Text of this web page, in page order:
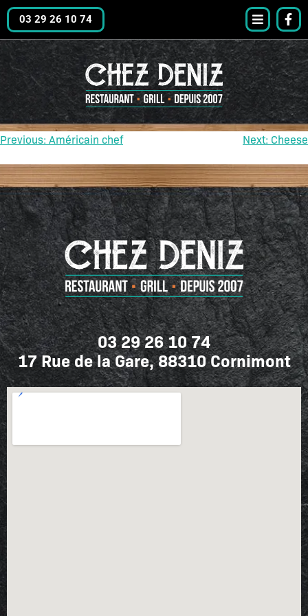
03 29 26 10 74
Previous: Américain chef Next: Cheese
03 29 26 10 74
17 Rue de la Gare, 88310 Cornimont